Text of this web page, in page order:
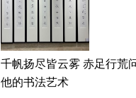
千帆扬尽皆云雾 赤足行
他的书法艺术